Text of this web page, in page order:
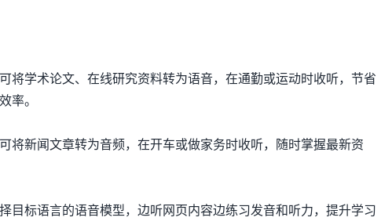
将学术论文、在线研究资料转为语音，在通勤或运动时收听，节省
率。
将新闻文章转为音频，在开车或做家务时收听，随时掌握最新资
目标语言的语音模型，边听网页内容边练习发音和听力，提升学习